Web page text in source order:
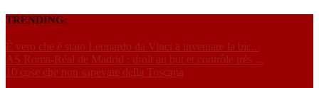
TRENDING:
È vero che è stato Leonardo da Vinci a inventare la bic...
AS Roma-Réal de Madrid : droit au but et contrôle très ...
10 cose che non sapevate della Toscana